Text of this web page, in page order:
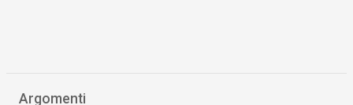
Argomenti